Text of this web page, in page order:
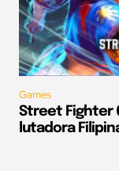
Games
Street Fighter
lutadora